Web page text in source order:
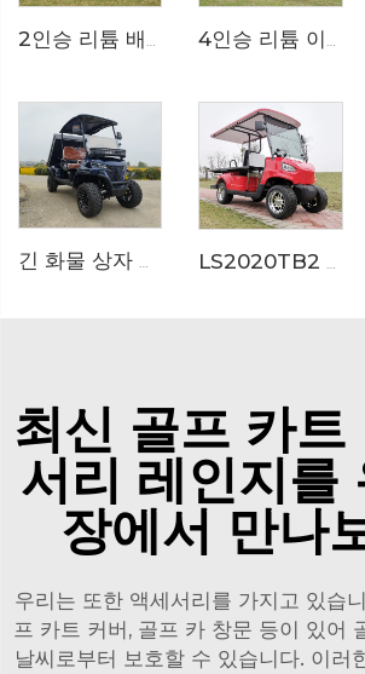
긴 화물 상자 정원 도구 리조트 유지보수 전기 골프 카트 LS2041HCX LS2020TB2 전기 구급차 골프 카트
최신 골프 카트
서리 레인지를
장에서 만나
우리는 또한 액세서리를 가지고 있습
프 카트 커버, 골프 카 창문 등이 있어
날씨로부터 보호할 수 있습니다. 이러